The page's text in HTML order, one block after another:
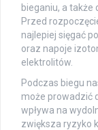
bieganiu, a także
Przed
najlepiej sięgać
oraz napoje
elektrolitów.
Podczas biegu
może prowadzić
wpływa na
zwiększa ryzyko